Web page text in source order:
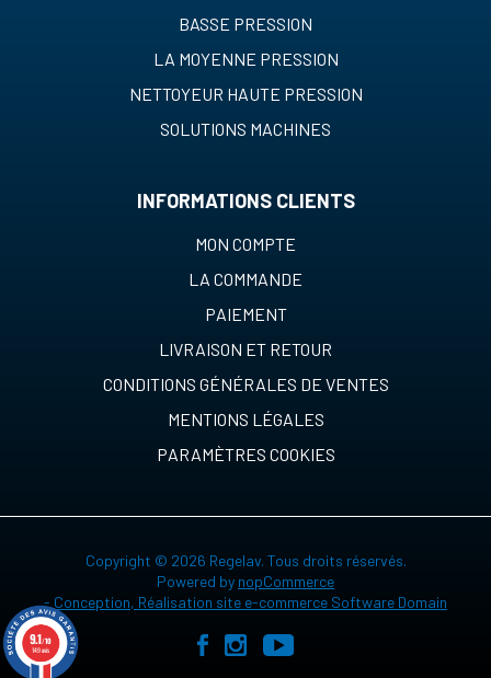
BASSE PRESSION
LA MOYENNE PRESSION
NETTOYEUR HAUTE PRESSION
SOLUTIONS MACHINES
INFORMATIONS CLIENTS
MON COMPTE
LA COMMANDE
PAIEMENT
LIVRAISON ET RETOUR
CONDITIONS GÉNÉRALES DE VENTES
MENTIONS LÉGALES
PARAMÈTRES COOKIES
Copyright © 2026 Regelav. Tous droits réservés.
Powered by nopCommerce
- Conception, Réalisation site e-commerce Software Domain
9.1/10
149 avis